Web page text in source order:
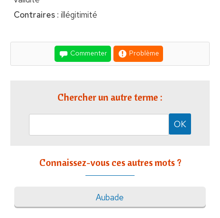
Contraires : illégitimité
Commenter Problème
Chercher un autre terme :
Connaissez-vous ces autres mots ?
Aubade